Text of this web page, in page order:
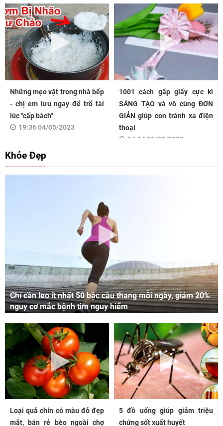
Những mẹo vặt trong nhà bếp
- chị em lưu ngay để trổ tài
lúc "cấp bách"
19:36 04/05/2023
1001 cách gấp giấy cực kì
SÁNG TẠO và vô cùng ĐƠN
GIẢN giúp con tránh xa điện
thoại
14:54 31/03/2023
Khỏe Đẹp
Chỉ cần leo ít nhất 50 bậc cầu thang mỗi ngày, giảm 20%
nguy cơ mắc bệnh tim nguy hiểm
Loại quả chín có màu đỏ đẹp
mắt, bán rẻ bèo ngoài chợ
5 đồ uống giúp giảm triệu
chứng sốt xuất huyết